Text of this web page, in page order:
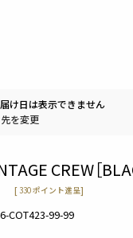
CREW［
[330ポイント進呈]
COT423-99-99
け日は表示できません
を変更